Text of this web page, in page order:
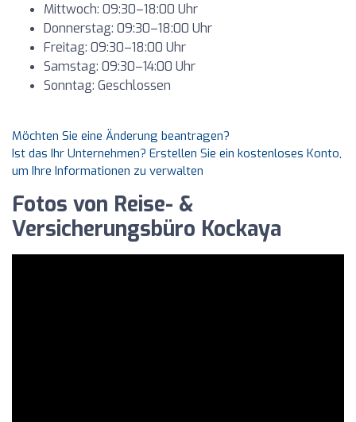
Mittwoch: 09:30–18:00 Uhr
Donnerstag: 09:30–18:00 Uhr
Freitag: 09:30–18:00 Uhr
Samstag: 09:30–14:00 Uhr
Sonntag: Geschlossen
Möchten Sie eine Änderung beantragen?
Ist das Ihr Unternehmen? Erstellen Sie ein kostenloses Konto,
um Ihre Informationen zu verwalten
Fotos von Reise- &
Versicherungsbüro Kockaya